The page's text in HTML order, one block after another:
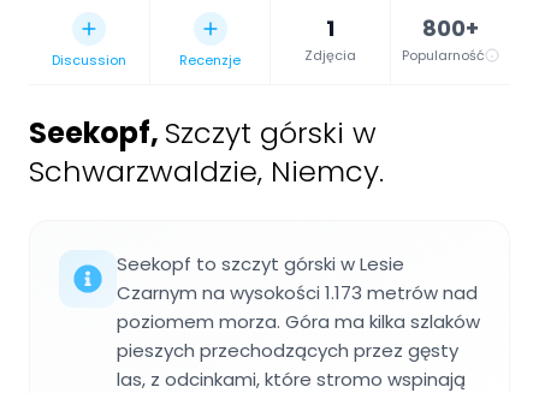
Discussion Recenzje
1
Zdjęcia
800+
Popularność
Seekopf, Szczyt górski w
Schwarzwaldzie, Niemcy.
Seekopf to szczyt górski w Lesie
Czarnym na wysokości 1.173 metrów nad
poziomem morza. Góra ma kilka szlaków
pieszych przechodzących przez gęsty
las, z odcinkami, które stromo wspinają